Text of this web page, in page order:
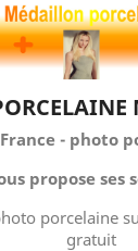
France - photo
propose ses
porcelaine
gratuit